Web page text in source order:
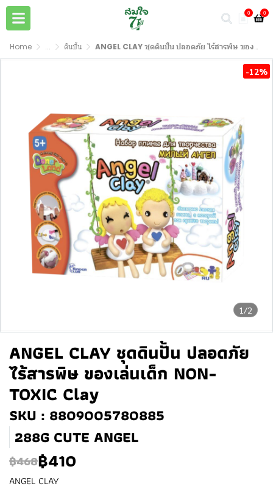
0 0
Home ... ดินปั้น ANGEL CLAY ชุดดินปั้น ปลอดภัย ไร้สารพิษ ของเล่นเด็ก NON-TOXIC Clay
1/2
-12%
ANGEL CLAY ชุดดินปั้น ปลอดภัย
ไร้สารพิษ ของเล่นเด็ก NON-
TOXIC Clay
SKU : 8809005780885
288G CUTE ANGEL
฿468฿410
ANGEL CLAY